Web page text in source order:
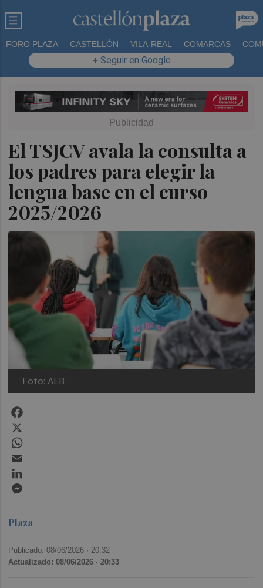
FORO PLAZA CASTELLÓN VILA-REAL COMARCAS
+ Seguir en Google
El TSJCV avala la consulta a
los padres para elegir la
lengua base en el curso
2025/2026
Foto: AEB
Plaza
Publicado: 08/06/2026 · 20:32
Actualizado: 08/06/2026 · 20:33